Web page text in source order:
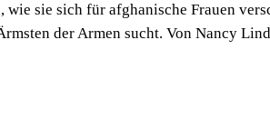
sie sich für afghanische Frauen
der Armen sucht. Von Nancy